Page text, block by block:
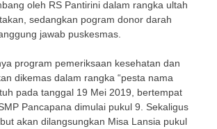
oleh RS Pantirini dalam rangka ultah
sedangkan pogram donor darah
jawab puskesmas.
program pemeriksaan kesehatan dan
dikemas dalam rangka “pesta nama
pada tanggal 19 Mei 2019, bertempat
Pancapana dimulai pukul 9. Sekaligus
akan dilangsungkan Misa Lansia pukul